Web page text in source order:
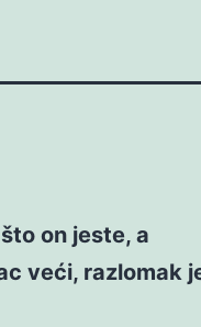
on jeste, a
veći, razlomak